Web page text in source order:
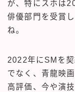
が、特にスホは
俳優部門を受賞
ね。
2022年にSMを
でなく、青龍映
高評価、今や演